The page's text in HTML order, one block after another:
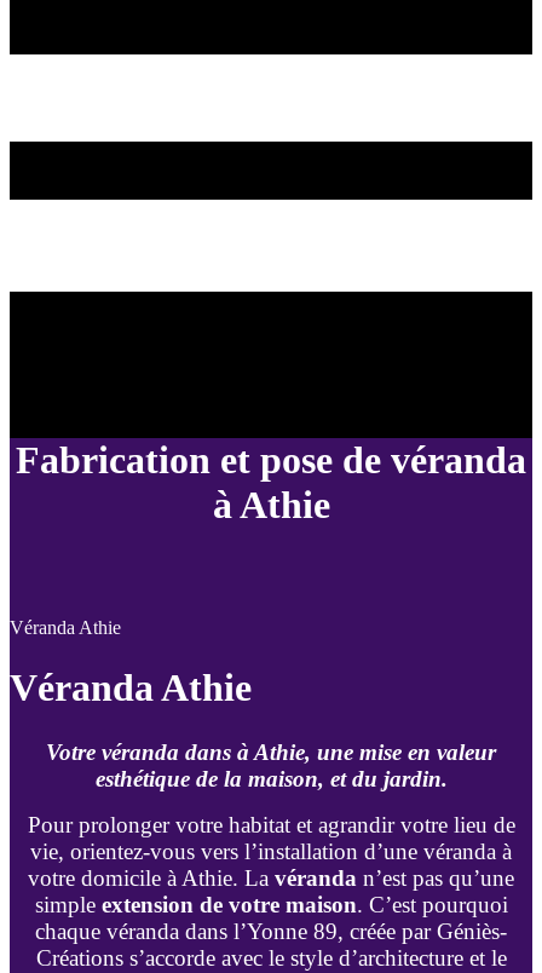
Fabrication et pose de véranda
à Athie
Véranda Athie
Véranda Athie
Votre véranda dans à Athie, une mise en valeur
esthétique de la maison, et du jardin.
Pour prolonger votre habitat et agrandir votre lieu de
vie, orientez-vous vers l’installation d’une véranda à
votre domicile à Athie. La véranda n’est pas qu’une
simple extension de votre maison. C’est pourquoi
chaque véranda dans l’Yonne 89, créée par Géniès-
Créations s’accorde avec le style d’architecture et le